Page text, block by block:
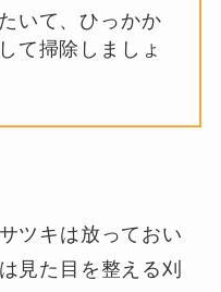
いて、ひっかか
て掃除しましょ
ツキは放っておい
見た目を整える刈